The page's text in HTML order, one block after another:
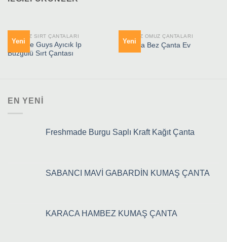
Yeni
HAM BEZ SIRT ÇANTALARI
Mr. Nice Guys Ayıcık Ip
Büzgülü Sırt Çantası
Yeni
HAM BEZ OMUZ ÇANTALARI
Boyama Bez Çanta Ev
EN YENI
Freshmade Burgu Saplı Kraft Kağıt Çanta
SABANCI MAVİ GABARDİN KUMAŞ ÇANTA
KARACA HAMBEZ KUMAŞ ÇANTA